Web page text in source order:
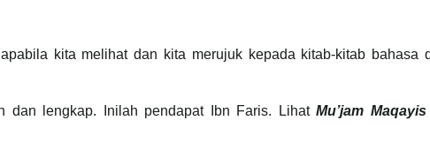
kita melihat dan kita merujuk kepada kitab-kitab bahasa
dan lengkap. Inilah pendapat Ibn Faris. Lihat Mu’jam